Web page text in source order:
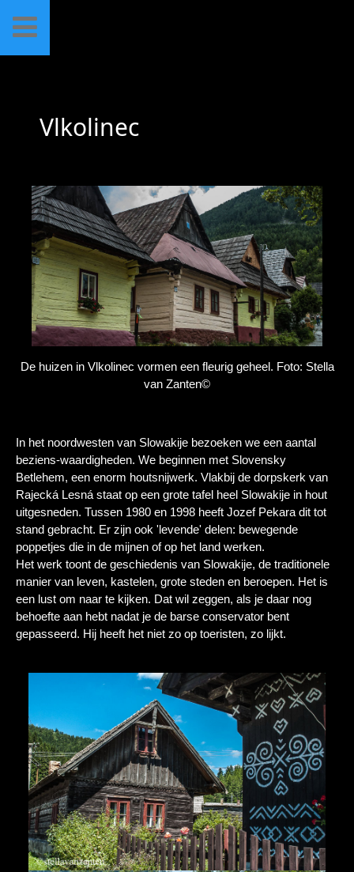
Vlkolinec
De huizen in Vlkolinec vormen een fleurig geheel. Foto: Stella
van Zanten©
In het noordwesten van Slowakije bezoeken we een aantal
beziens-waardigheden. We beginnen met Slovensky
Betlehem, een enorm houtsnijwerk. Vlakbij de dorpskerk van
Rajecká Lesná staat op een grote tafel heel Slowakije in hout
uitgesneden. Tussen 1980 en 1998 heeft Jozef Pekara dit tot
stand gebracht. Er zijn ook 'levende' delen: bewegende
poppetjes die in de mijnen of op het land werken.
Het werk toont de geschiedenis van Slowakije, de traditionele
manier van leven, kastelen, grote steden en beroepen. Het is
een lust om naar te kijken. Dat wil zeggen, als je daar nog
behoefte aan hebt nadat je de barse conservator bent
gepasseerd. Hij heeft het niet zo op toeristen, zo lijkt.